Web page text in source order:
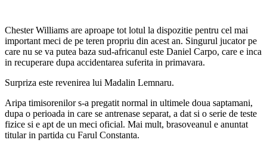
Chester Williams are aproape tot lotul la dispozitie pentru cel mai
important meci de pe teren propriu din acest an. Singurul jucator pe
care nu se va putea baza sud-africanul este Daniel Carpo, care e inca
in recuperare dupa accidentarea suferita in primavara.
Surpriza este revenirea lui Madalin Lemnaru.
Aripa timisorenilor s-a pregatit normal in ultimele doua saptamani,
dupa o perioada in care se antrenase separat, a dat si o serie de teste
fizice si e apt de un meci oficial. Mai mult, brasoveanul e anuntat
titular in partida cu Farul Constanta.